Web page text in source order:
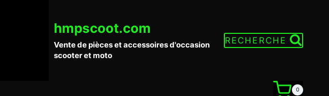
hmpscoot.com
Vente de pièces et accessoires d'occasion
scooter et moto
RECHERCHE
0